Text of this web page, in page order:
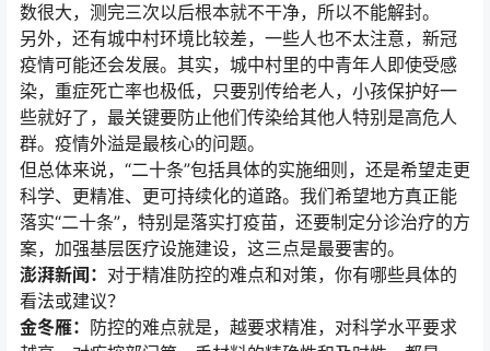
数很大，测完三次以后根本就不干净，所以不能解封。
另外，还有城中村环境比较差，一些人也不太注意，新冠
疫情可能还会发展。其实，城中村里的中青年人即使受感
染，重症死亡率也极低，只要别传给老人，小孩保护好一
些就好了，最关键要防止他们传染给其他人特别是高危人
群。疫情外溢是最核心的问题。
但总体来说，“二十条”包括具体的实施细则，还是希望走更
科学、更精准、更可持续化的道路。我们希望地方真正能
落实“二十条”，特别是落实打疫苗，还要制定分诊治疗的方
案，加强基层医疗设施建设，这三点是最要害的。
澎湃新闻： 对于精准防控的难点和对策，你有哪些具体的
看法或建议？
金冬雁： 防控的难点就是，越要求精准，对科学水平要求